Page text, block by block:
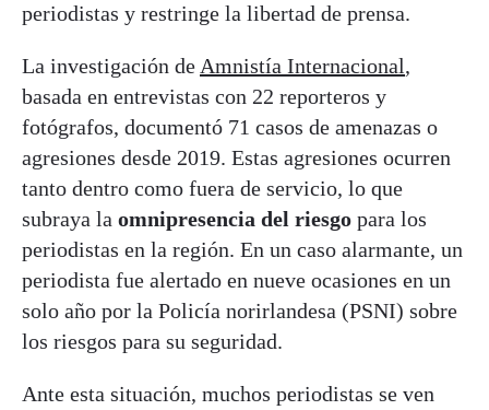
periodistas y restringe la libertad de prensa.
La investigación de Amnistía Internacional,
basada en entrevistas con 22 reporteros y
fotógrafos, documentó 71 casos de amenazas o
agresiones desde 2019. Estas agresiones ocurren
tanto dentro como fuera de servicio, lo que
subraya la omnipresencia del riesgo para los
periodistas en la región. En un caso alarmante, un
periodista fue alertado en nueve ocasiones en un
solo año por la Policía norirlandesa (PSNI) sobre
los riesgos para su seguridad.
Ante esta situación, muchos periodistas se ven